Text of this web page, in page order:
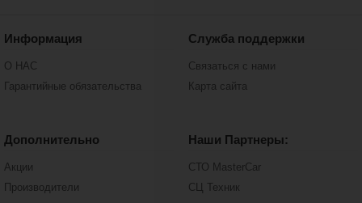
Информация
О НАС
Гарантийные обязательства
Служба поддержки
Связаться с нами
Карта сайта
Дополнительно
Акции
Производители
Наши Партнеры:
СТО MasterCar
СЦ Техник